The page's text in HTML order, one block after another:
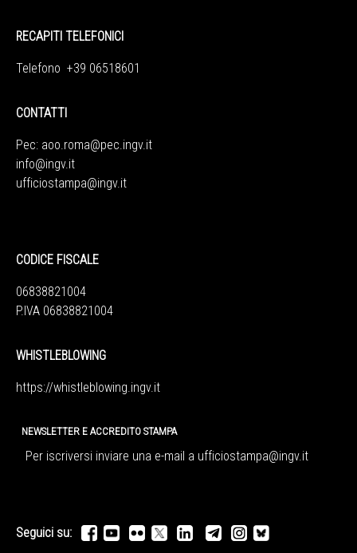
RECAPITI TELEFONICI
Telefono +39 06518601
CONTATTI
Pec: aoo.roma@pec.ingv.it
info@ingv.it
ufficiostampa@ingv.it
CODICE FISCALE
06838821004
P.IVA 06838821004
WHISTLEBLOWING
https://whistleblowing.ingv. it
NEWSLETTER E ACCREDITO STAMPA
Per iscriversi inviare una e-mail a ufficiostampa@ingv.it
Seguici su: